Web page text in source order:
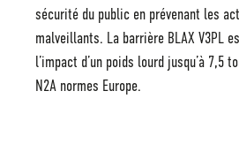
sécurité du public en prévenant les
malveillants. La barrière BLAX V3PL
l’impact d’un poids lourd jusqu’à 7,5
N2A normes Europe.